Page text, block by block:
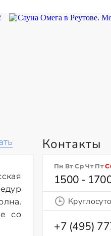
со
Контакты
Пн Вт Ср Чт Пт
1500 -
+7 (495)